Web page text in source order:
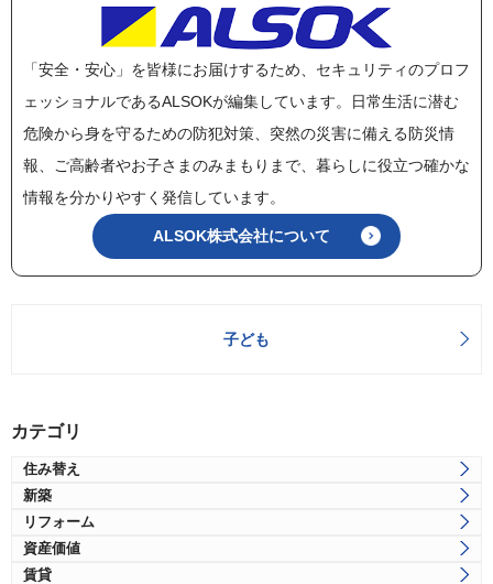
「安全・安心」を皆様にお届けするため、セキュリティのプロフ
ェッショナルであるALSOKが編集しています。日常生活に潜む
危険から身を守るための防犯対策、突然の災害に備える防災情
報、ご高齢者やお子さまのみまもりまで、暮らしに役立つ確かな
情報を分かりやすく発信しています。
ALSOK株式会社について
子ども
カテゴリ
住み替え
新築
リフォーム
資産価値
賃貸